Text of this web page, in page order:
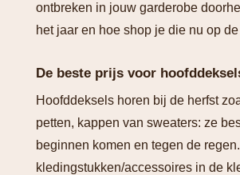
ontbreken in jouw garderobe
het jaar en hoe shop je die nu op
De beste prijs voor
Hoofddeksels horen bij de herfst
petten, kappen van sweaters: ze
beginnen komen en tegen de
kledingstukken/accessoires in de